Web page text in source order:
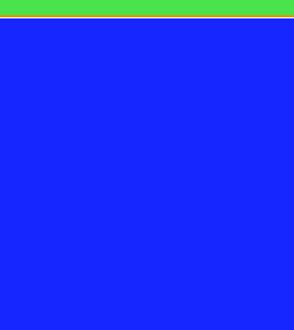
um “troco” ao transferir
INSS;
até 15 dias úteis.
condições melhores do